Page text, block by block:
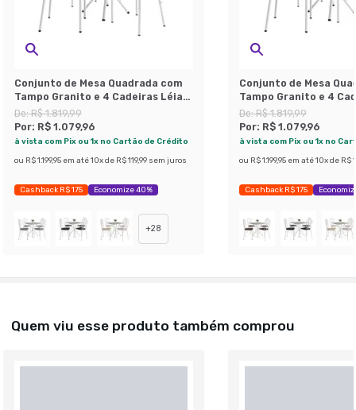
Conjunto de Mesa Quadrada com
Tampo Granito e 4 Cadeiras Léia
Revestimento Sintético Branco e
Imbuia
De:R$ 1.819,99
Por: R$ 1.079,96
à vista com Pix ou 1x no Cartão de Crédito
ou R$ 1.199,95 em até 10x de R$ 119,99 sem juros
Cashback R$ 175 Economize 40%
+28
Conjunto de Mesa
Tampo Granito e 4
Revestimento
Platina
De:R$ 1.819,99
Por: R$ 1.079,96
à vista com Pix ou 1x no
ou R$ 1.199,95 em até 10x de R$
Cashback R$ 175
Quem viu esse produto também comprou